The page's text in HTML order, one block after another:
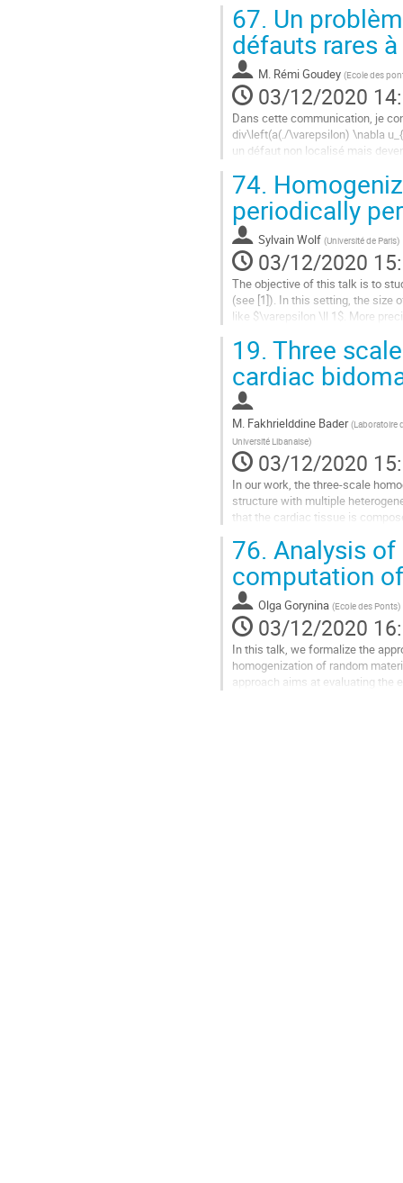
Aller
à
la
page
de
la
contribution
67. Un
défauts rares
M. Rémi Goudey (Ecole des
03/12/2020
Dans cette communication, je
div\left(a(./\varepsilon) \nabla
un défaut non localisé mais
Aller
à
la
page
de
la
contribution
74.
periodically
Sylvain Wolf (Université de Paris)
03/12/2020
The objective of this talk is to
(see [1]). In this setting, the size
like $\varepsilon \ll 1$. More
\begin{cases}
\begin{aligned}
- \Delta u_{\varepsilon} & = f
Aller
à
la
page
de
la
contribution
19. Three
cardiac
M. Fakhrielddine Bader (Laboratoire
Université Libanaise)
03/12/2020
In our work, the three-scale
structure with multiple
that the cardiac tissue is
Aller
à
la
page
de
la
contribution
76. Analysis
computation
Olga Gorynina (Ecole des Ponts)
03/12/2020
In this talk, we formalize the
homogenization of random
approach aims at evaluating